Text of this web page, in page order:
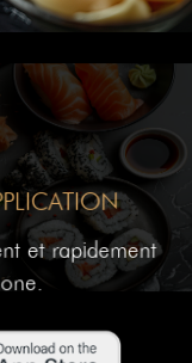
et rapidement